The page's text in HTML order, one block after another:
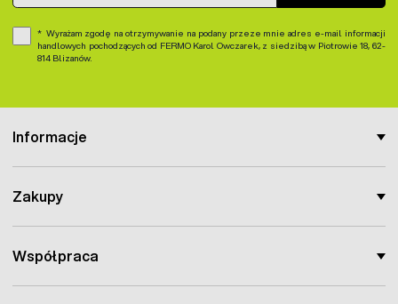
Informacje
Zakupy
Współpraca
Wyrażam zgodę na otrzymywanie na podany przeze mnie adres e-mail informacji
handlowych pochodzących od FERMO Karol Owczarek, z siedzibą w Piotrowie 18, 62-
814 Blizanów.